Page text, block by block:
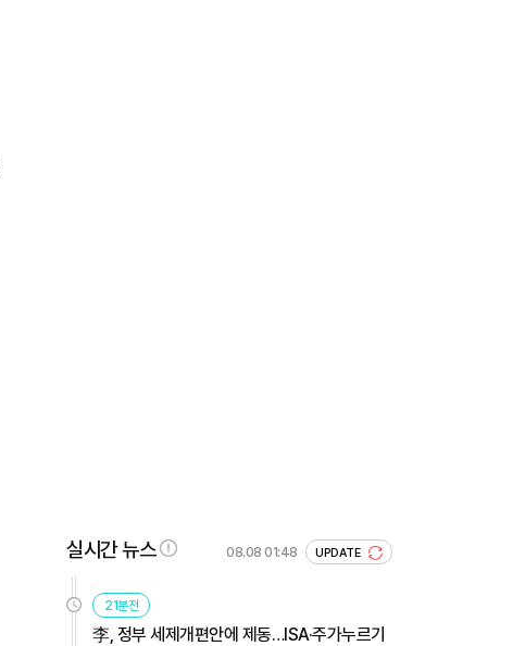
실시간 뉴스 08.08 01:48 UPDATE
21분전
李, 정부 세제개편안에 제동…ISA·주가누르기